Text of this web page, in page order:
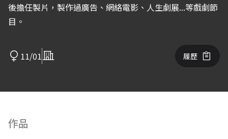
後擔任製片，製作過廣告、網絡電影、人生劇展...等戲劇節
目。
11/01 履歷
作品